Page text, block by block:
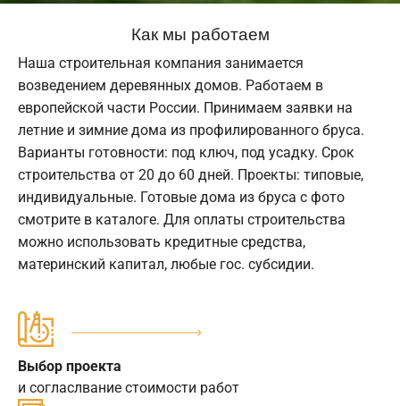
Как мы работаем
Наша строительная компания занимается
возведением деревянных домов. Работаем в
европейской части России. Принимаем заявки на
летние и зимние дома из профилированного бруса.
Варианты готовности: под ключ, под усадку. Срок
строительства от 20 до 60 дней. Проекты: типовые,
индивидуальные. Готовые дома из бруса с фото
смотрите в каталоге. Для оплаты строительства
можно использовать кредитные средства,
материнский капитал, любые гос. субсидии.
Выбор проекта
и согласлвание стоимости работ